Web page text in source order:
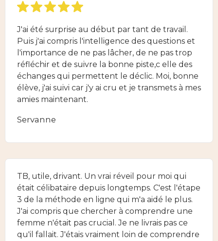
J'ai été surprise au début par tant de travail.
Puis j'ai compris l'intelligence des questions et
l'importance de ne pas lâcher, de ne pas trop
réfléchir et de suivre la bonne piste,c elle des
échanges qui permettent le déclic. Moi, bonne
élève, j'ai suivi car j'y ai cru et je transmets à mes
amies maintenant.
Servanne
TB, utile, drivant. Un vrai réveil pour moi qui
était célibataire depuis longtemps. C'est l'étape
3 de la méthode en ligne qui m'a aidé le plus.
J'ai compris que chercher à comprendre une
femme n'était pas crucial. Je ne livrais pas ce
qu'il fallait. J'étais vraiment loin de comprendre